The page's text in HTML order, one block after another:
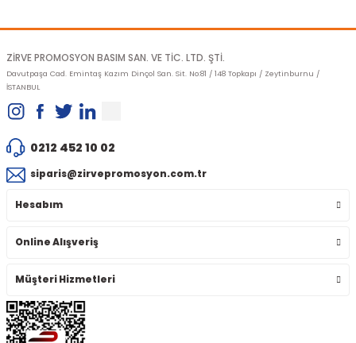
ZİRVE PROMOSYON BASIM SAN. VE TİC. LTD. ŞTİ.
Davutpaşa Cad. Emintaş Kazım Dinçol San. Sit. No:81 / 148 Topkapı / Zeytinburnu /
İSTANBUL
0212 452 10 02
siparis@zirvepromosyon.com.tr
Hesabım
Online Alışveriş
Müşteri Hizmetleri